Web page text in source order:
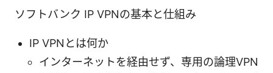
ソフトバンク IP VPNの基本と仕組み
IP VPNとは何か
インターネットを経由せず、専用の論理VPN